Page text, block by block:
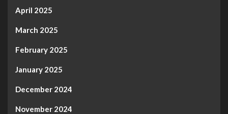
April 2025
March 2025
February 2025
January 2025
December 2024
November 2024